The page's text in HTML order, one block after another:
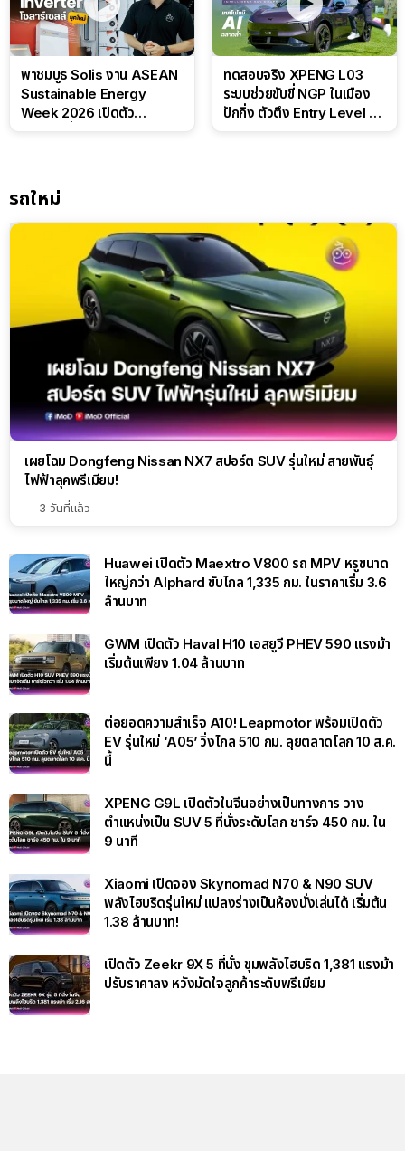
พาชมบูธ Solis งาน ASEAN
Sustainable Energy
Week 2026 เปิดตัว
ทดสอบจริง XPENG L03
ระบบช่วยขับขี่ NGP ในเมือง
ปักกิ่ง ตัวตึง Entry Level ที่
รถใหม่
เผยโฉม Dongfeng Nissan NX7 สปอร์ต SUV รุ่นใหม่ สายพันธุ์
ไฟฟ้าลุคพรีเมียม!
3 วันที่แล้ว
Huawei เปิดตัว Maextro V800 รถ MPV หรูขนาด
ใหญ่กว่า Alphard ขับไกล 1,335 กม. ในราคาเริ่ม 3.6
ล้านบาท
GWM เปิดตัว Haval H10 เอสยูวี PHEV 590 แรงม้า
เริ่มต้นเพียง 1.04 ล้านบาท
ต่อยอดความสำเร็จ A10! Leapmotor พร้อมเปิดตัว
EV รุ่นใหม่ ‘A05’ วิ่งไกล 510 กม. ลุยตลาดโลก 10 ส.ค.
นี้
XPENG G9L เปิดตัวในจีนอย่างเป็นทางการ วาง
ตำแหน่งเป็น SUV 5 ที่นั่งระดับโลก ชาร์จ 450 กม. ใน
9 นาที
Xiaomi เปิดจอง Skynomad N70 & N90 SUV
พลังไฮบริดรุ่นใหม่ แปลงร่างเป็นห้องนั่งเล่นได้ เริ่มต้น
1.38 ล้านบาท!
เปิดตัว Zeekr 9X 5 ที่นั่ง ขุมพลังไฮบริด 1,381 แรงม้า
ปรับราคาลง หวังมัดใจลูกค้าระดับพรีเมียม